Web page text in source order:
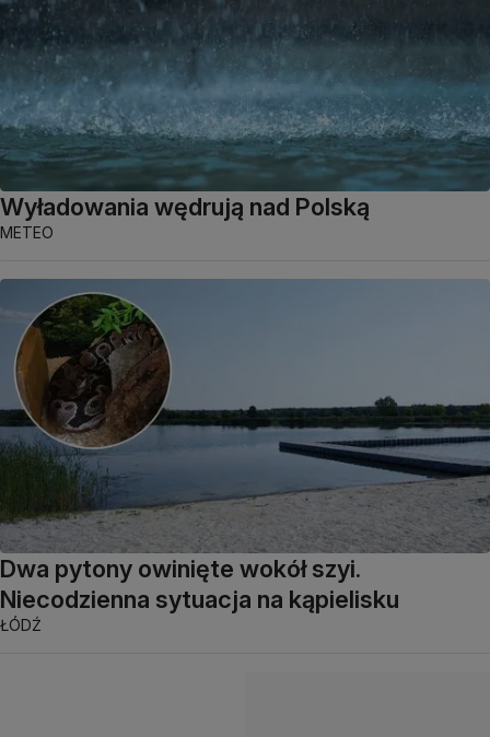
Wyładowania wędrują nad Polską
METEO
Dwa pytony owinięte wokół szyi.
Niecodzienna sytuacja na kąpielisku
ŁÓDŹ